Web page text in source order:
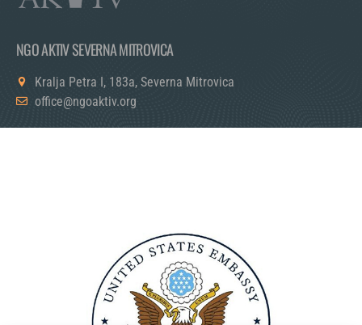
NGO AKTIV SEVERNA MITROVICA
Kralja Petra I, 183a, Severna Mitrovica
office@ngoaktiv.org